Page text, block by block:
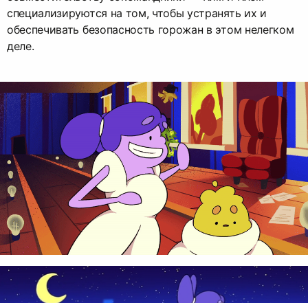
специализируются на том, чтобы устранять их и
обеспечивать безопасность горожан в этом нелегком
деле.